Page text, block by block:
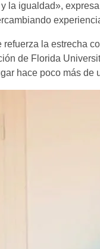
la igualdad»,
refuerza la estrecha
de Florida
hace poco más de